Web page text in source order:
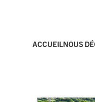
ACCUEIL NOUS